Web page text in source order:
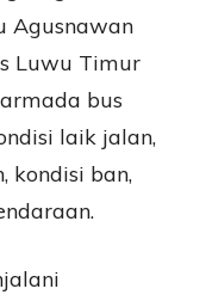
Agusnawan
Luwu Timur
bus
laik jalan,
kondisi ban,